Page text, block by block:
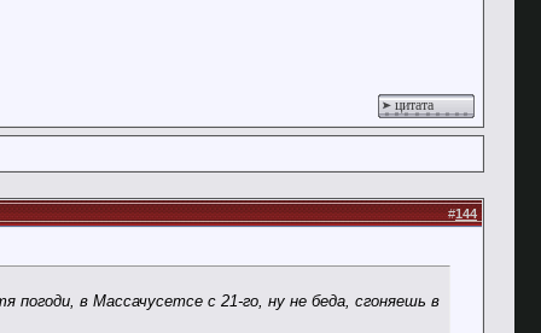
цитата
#144
в Массачусетсе с 21-го, ну не беда, сгоняешь в